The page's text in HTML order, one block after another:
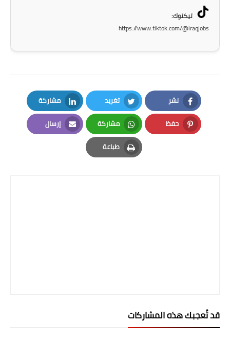
تيكتوك:
https://www.tiktok.com/@iraqjobs
نشر
Facebook
تغريد
Twitter
مشاركة
LinkedIn
حفظ
Pinterest
مشاركة
Whatsapp
إرسال
Email
طباعة
Print
قد تُعجبك هذه المشاركات